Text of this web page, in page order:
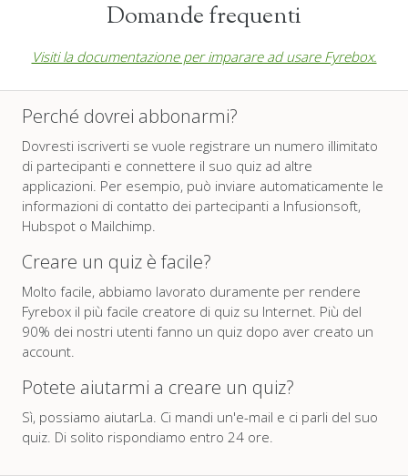
Domande frequenti
Visiti la documentazione per imparare ad usare Fyrebox.
Perché dovrei abbonarmi?
Dovresti iscriverti se vuole registrare un numero illimitato
di partecipanti e connettere il suo quiz ad altre
applicazioni. Per esempio, può inviare automaticamente le
informazioni di contatto dei partecipanti a Infusionsoft,
Hubspot o Mailchimp.
Creare un quiz è facile?
Molto facile, abbiamo lavorato duramente per rendere
Fyrebox il più facile creatore di quiz su Internet. Più del
90% dei nostri utenti fanno un quiz dopo aver creato un
account.
Potete aiutarmi a creare un quiz?
Sì, possiamo aiutarLa. Ci mandi un'e-mail e ci parli del suo
quiz. Di solito rispondiamo entro 24 ore.